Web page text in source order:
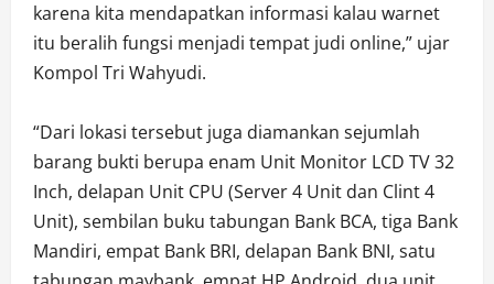
karena kita mendapatkan informasi kalau warnet
itu beralih fungsi menjadi tempat judi online,” ujar
Kompol Tri Wahyudi.
“Dari lokasi tersebut juga diamankan sejumlah
barang bukti berupa enam Unit Monitor LCD TV 32
Inch, delapan Unit CPU (Server 4 Unit dan Clint 4
Unit), sembilan buku tabungan Bank BCA, tiga Bank
Mandiri, empat Bank BRI, delapan Bank BNI, satu